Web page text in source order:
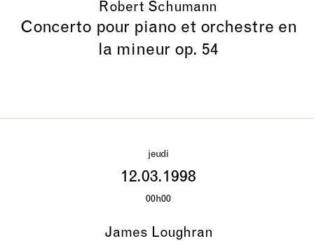
Robert Schumann
Concerto pour piano et orchestre en
la mineur op. 54
jeudi
12.03.1998
00h00
James Loughran